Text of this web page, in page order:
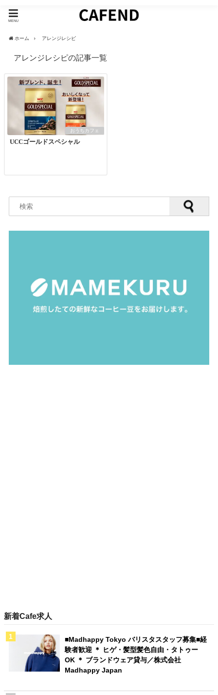
MENU
ホーム アレンジレシピ
アレンジレシピの記事一覧
おうちカフェ
UCCゴールドスペシャル
新着Cafe求人
■Madhappy Tokyo バリスタスタッフ募集■経
験者歓迎 ＊ ヒゲ・髪型髪色自由・タトゥー
OK ＊ ブランドウェア貸与／株式会社
Madhappy Japan